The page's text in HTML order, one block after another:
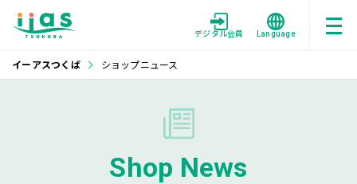
デジタル会員 Language
イーアスつくば ショップニュース
Shop News